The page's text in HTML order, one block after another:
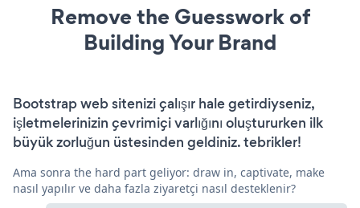
Remove the Guesswork of
Building Your Brand
Bootstrap web sitenizi çalışır hale getirdiyseniz,
işletmelerinizin çevrimiçi varlığını oluştururken ilk
büyük zorluğun üstesinden geldiniz. tebrikler!
Ama sonra the hard part geliyor: draw in, captivate, make
nasıl yapılır ve daha fazla ziyaretçi nasıl desteklenir?